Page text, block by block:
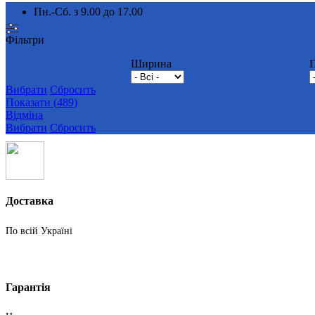
Пн.-Сб. з 9.00 до 17.00
Фільтри
Ширина
Вибрати Сбросить
Показати (489)
Відміна
Вибрати Сбросить
Доставка
По всій Україні
Гарантія